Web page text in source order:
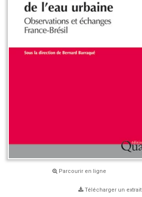
Parcourir en ligne
Télécharger un extrait